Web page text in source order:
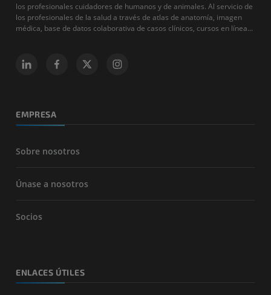
los profesionales cuidadores de humanos y de animales. Al servicio de
los profesionales de la salud a través de atlas de anatomía, imagen
médica, base de datos colaborativa de casos clínicos, cursos en línea...
EMPRESA
Sobre nosotros
Únase a nosotros
Socios
ENLACES ÚTILES